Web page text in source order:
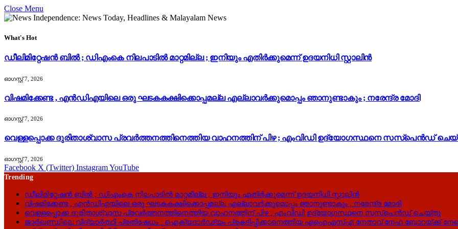
Close Menu
What's Hot
ഡീലിമിറ്റേഷൻ ബിൽ ; ഡിഎംകെ നിലപാടിൽ മാറ്റമില്ല ; ഇനിയും എതിർക്കുമെന്ന് ഉദയനിധി സ്റ്റാലിൻ
ഓഗസ്റ്റ്‌ 7, 2026
വിഷമിക്കേണ്ട , എൻ‌ഡി‌എയിലെ ഒരു ഘടകകക്ഷിക്കൊപ്പമല്ല എല്ലാവർക്കുമൊപ്പം ഞാനുണ്ടാകും ; നരേന്ദ്ര മോദി
ഓഗസ്റ്റ്‌ 7, 2026
വെള്ളപ്പൊക്ക ദുരിതാശ്വാസ പ്രവർത്തനത്തിനെത്തിയ വാഹനത്തിന് പിഴ ; എംവിഡി ഉദ്യോഗസ്ഥനെ സസ്‌പെൻഡ്
ഓഗസ്റ്റ്‌ 7, 2026
Facebook X (Twitter) InstagramYouTube
Trending
ഡീലിമിറ്റേഷൻ ബിൽ ; ഡിഎംകെ നിലപാടിൽ മാറ്റമില്ല ; ഇനിയും എതിർക്കുമെന്ന് ഉദയനിധി സ്റ്റാലിൻ
വിഷമിക്കേണ്ട , എൻ‌ഡി‌എയിലെ ഒരു ഘടകകക്ഷിക്കൊപ്പമല്ല എല്ലാവർക്കുമൊപ്പം ഞാനുണ്ടാകും ; നരേന്ദ്ര മോദി
വെള്ളപ്പൊക്ക ദുരിതാശ്വാസ പ്രവർത്തനത്തിനെത്തിയ വാഹനത്തിന് പിഴ ; എംവിഡി ഉദ്യോഗസ്ഥനെ സസ്‌പെൻഡ് ചെയ്തു
ജാർഖണ്ഡിലെ വിദ്യാർത്ഥി പ്രതിഷേധം : ഐക്യദാർഢ്യം പ്രകടിപ്പിക്കാനെത്തിയ എഐഎസ്എ നേതാവ് നേഹ ബോറയ്ക്ക്